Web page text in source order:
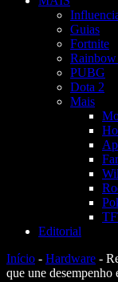
Guias
Fortnite
PUBG
Dota 2
Mais
Editorial
Início - Hardware -
que une desempenho